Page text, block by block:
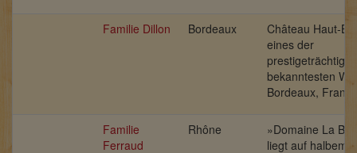
Familie Dillon Bordeaux
Château Haut-
eines der
bekanntesten
Bordeaux,
Familie
Ferraud
Rhône
»Domaine La
liegt auf halbem